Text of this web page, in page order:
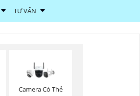
TƯ VẤN
Camera Có Thẻ